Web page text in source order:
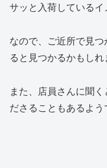
サッと入荷しているイ
なので、ご近所で見
ると見つかるかもしれ
また、店員さんに聞
ださることもあるよう